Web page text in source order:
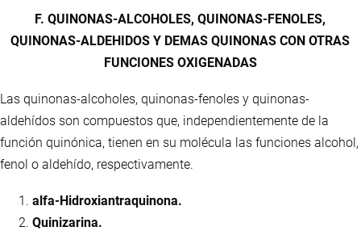
F. QUINONAS-ALCOHOLES, QUINONAS-FENOLES,
QUINONAS-ALDEHIDOS Y DEMAS QUINONAS CON OTRAS
FUNCIONES OXIGENADAS
Las quinonas-alcoholes, quinonas-fenoles y quinonas-
aldehídos son compuestos que, independientemente de la
función quinónica, tienen en su molécula las funciones alcohol,
fenol o aldehído, respectivamente.
alfa-Hidroxiantraquinona.
Quinizarina.